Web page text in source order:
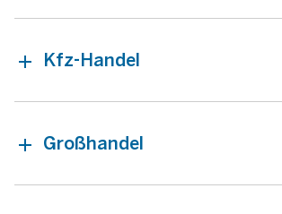
Kfz-Handel
Großhandel